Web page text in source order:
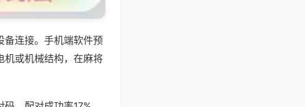
备连接。手机端软件预
机或机械结构，在麻将